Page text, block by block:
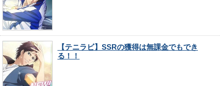
【テニラビ】SSRの獲得は無課金でもでき
る！！